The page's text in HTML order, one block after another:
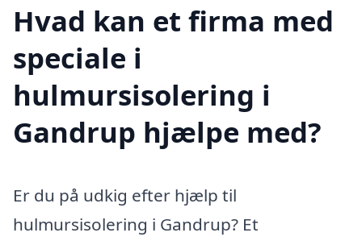
Hvad kan et firma med
speciale i
hulmursisolering i
Gandrup hjælpe med?
Er du på udkig efter hjælp til
hulmursisolering i Gandrup? Et